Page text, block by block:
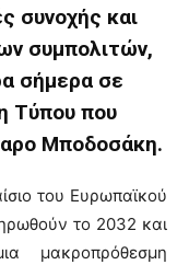
συνοχής και
συμπολιτών,
σήμερα σε
Τύπου που
Μποδοσάκη.
του Ευρωπαϊκού
το 2032 και
μακροπρόθεσμη